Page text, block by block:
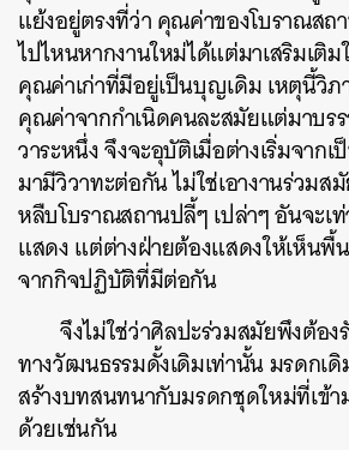
แย้งอยู่ตรงที่ว่า คุณค่าของโบราณสถ
ไปไหนหากงานใหม่ได้แต่มาเสริมเติ
คุณค่าเก่าที่มีอยู่เป็นบุญเดิม เหตุนี้วิภ
คุณค่าจากกำเนิดคนละสมัยแต่มาบร
วาระหนึ่ง จึงจะอุบัติเมื่อต่างเริ่มจาก
มามีวิวาทะต่อกัน ไม่ใช่เอางานร่วมส
หลืบโบราณสถานปลี้ๆ เปล่าๆ อันจะ
แสดง แต่ต่างฝ่ายต้องแสดงให้เห็นพื้
จากกิจปฏิบัติที่มีต่อกัน
จึงไม่ใช่ว่าศิลปะร่วมสมัยพึงต้อ
ทางวัฒนธรรมดั้งเดิมเท่านั้น มรดกเ
สร้างบทสนทนากับมรดกชุดใหม่ที่เข้า
ด้วยเช่นกัน